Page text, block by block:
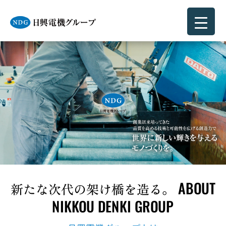
新たな次代の架け橋を造る。 ABOUT
NIKKOU DENKI GROUP